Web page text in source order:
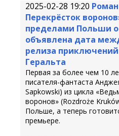
2025-02-28 19:20
Перекрёсток
пределами Польши
объявлена дата
релиза
Геральта
Первая за более чем 10
писателя-фантаста
Sapkowski) из цикла
воронов» (Rozdroże
Польше, а теперь
премьере.